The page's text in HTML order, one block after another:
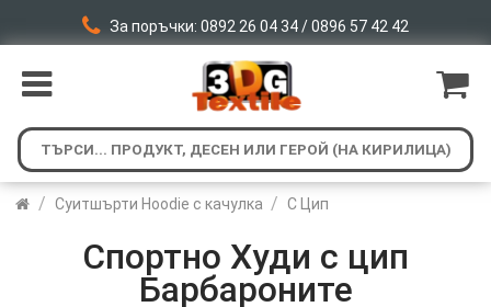
За поръчки: 0892 26 04 34 / 0896 57 42 42
/ Суитшърти Hoodie с качулка / С Цип
Спортно Худи с цип
Барбароните